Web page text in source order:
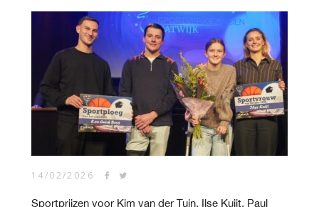
14/02/2026
Sportprijzen voor Kim van der Tuin, Ilse Kuijt, Paul